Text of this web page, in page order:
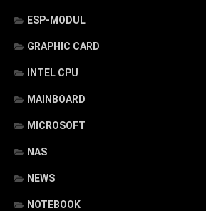
ESP-MODUL
GRAPHIC CARD
INTEL CPU
MAINBOARD
MICROSOFT
NAS
NEWS
NOTEBOOK